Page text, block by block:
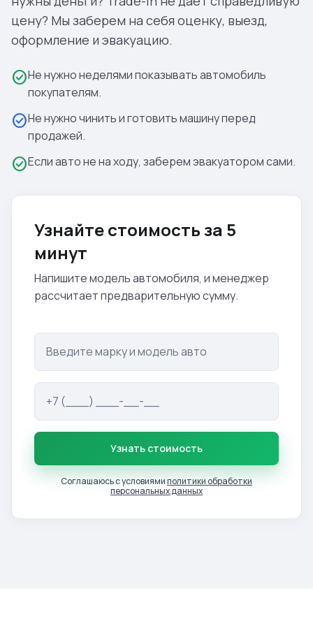
цену? Мы заберем на себя оценку, выезд,
оформление и эвакуацию.
check_circleНе нужно неделями показывать автомобиль
покупателям.
check_circleНе нужно чинить и готовить машину перед
продажей.
check_circleЕсли авто не на ходу, заберем эвакуатором сами.
Узнайте стоимость за 5
минут
Напишите модель автомобиля, и менеджер
рассчитает предварительную сумму.
Узнать стоимость
Соглашаюсь с условиямиполитики обработки
персональных данных